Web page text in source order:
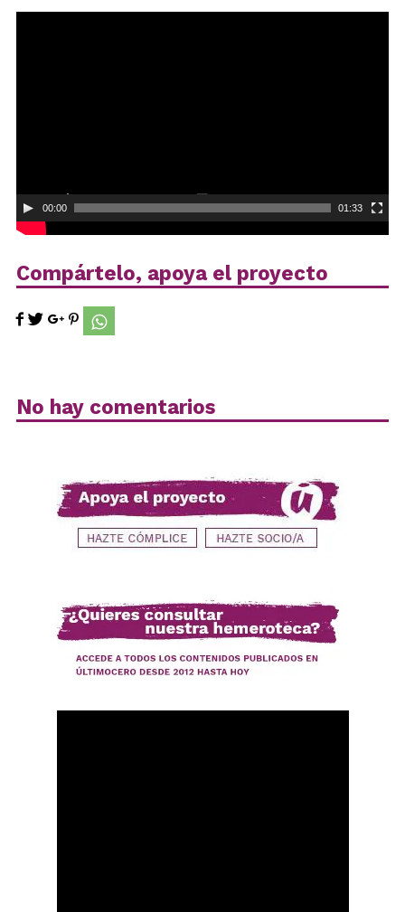
00:00 01:33
Compártelo, apoya el proyecto
No hay comentarios